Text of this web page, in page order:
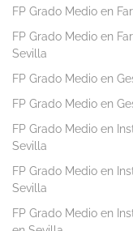
FP Grado Medio en
FP Grado Medio en
Sevilla
FP Grado Medio en
FP Grado Medio en
FP Grado Medio en
Sevilla
FP Grado Medio en
Sevilla
FP Grado Medio en